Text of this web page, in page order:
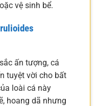
vệ sinh bể.
ấn tượng, cá
tuyệt vời cho bất
loài cá này
hoang dã nhưng